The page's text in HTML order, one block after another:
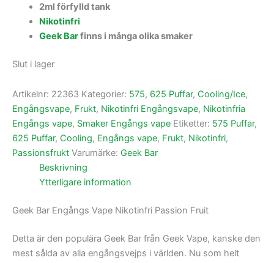
2ml förfylld tank
Nikotinfri
Geek Barfinns i många olika smaker
Slut i lager
Artikelnr: 22363 Kategorier: 575, 625 Puffar, Cooling/Ice,
Engångsvape, Frukt, Nikotinfri Engångsvape, Nikotinfria
Engångs vape, Smaker Engångs vape Etiketter: 575 Puffar,
625 Puffar, Cooling, Engångs vape, Frukt, Nikotinfri,
Passionsfrukt Varumärke: Geek Bar
Beskrivning
Ytterligare information
Geek Bar Engångs Vape Nikotinfri Passion Fruit
Detta är den populära Geek Bar från Geek Vape, kanske den
mest sålda av alla engångsvejps i världen. Nu som helt